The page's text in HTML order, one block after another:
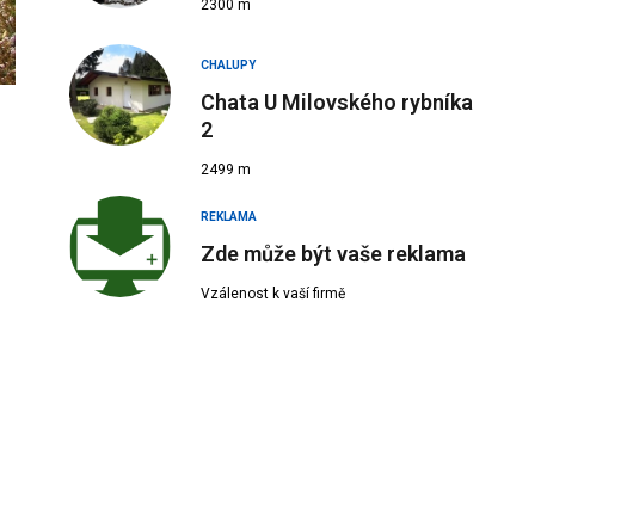
2300 m
CHALUPY
Chata U Milovského rybníka
2
2499 m
REKLAMA
Zde může být vaše reklama
Vzálenost k vaší firmě